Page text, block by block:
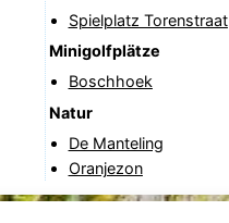
Spielplatz Torenstraat
Minigolfplätze
Boschhoek
Natur
De Manteling
Oranjezon